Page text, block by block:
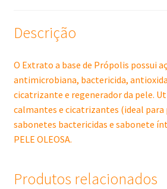
Descrição
O Extrato a base de Própolis possui
antimicrobiana, bactericida,
cicatrizante e regenerador da pele.
calmantes e cicatrizantes (ideal
sabonetes bactericidas e sabonete
PELE OLEOSA.
Produtos relacionados